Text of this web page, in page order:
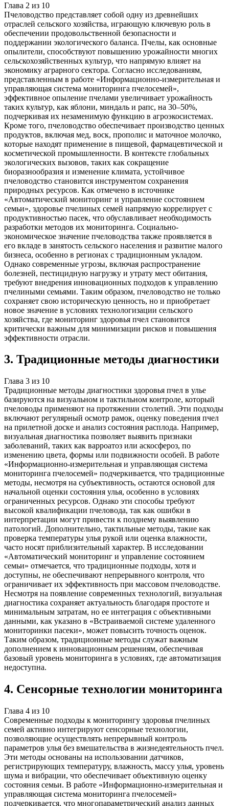
Глава 2 из 10
Пчеловодство представляет собой одну из древнейших
отраслей сельского хозяйства, играющую ключевую роль в
обеспечении продовольственной безопасности и
поддержании экологического баланса. Пчелы, как основные
опылители, способствуют повышению урожайности многих
сельскохозяйственных культур, что напрямую влияет на
экономику аграрного сектора. Согласно исследованиям,
представленным в работе «Информационно-измерительная и
управляющая система мониторинга пчелосемей»,
эффективное опыление пчелами увеличивает урожайность
таких культур, как яблони, миндаль и рапс, на 30–50%,
подчеркивая их незаменимую функцию в агроэкосистемах.
Кроме того, пчеловодство обеспечивает производство ценных
продуктов, включая мед, воск, прополис и маточное молочко,
которые находят применение в пищевой, фармацевтической и
косметической промышленности. В контексте глобальных
экологических вызовов, таких как сокращение
биоразнообразия и изменение климата, устойчивое
пчеловодство становится инструментом сохранения
природных ресурсов. Как отмечено в источнике
«Автоматический мониторинг и управление состоянием
семьи», здоровье пчелиных семей напрямую коррелирует с
продуктивностью пасек, что обуславливает необходимость
разработки методов их мониторинга. Социально-
экономическое значение пчеловодства также проявляется в
его вкладе в занятость сельского населения и развитие малого
бизнеса, особенно в регионах с традиционным укладом.
Однако современные угрозы, включая распространение
болезней, пестицидную нагрузку и утрату мест обитания,
требуют внедрения инновационных подходов к управлению
пчелиными семьями. Таким образом, пчеловодство не только
сохраняет свою историческую ценность, но и приобретает
новое значение в условиях технологизации сельского
хозяйства, где мониторинг здоровья пчел становится
критически важным для минимизации рисков и повышения
эффективности отрасли.
3. Традиционные методы диагностики
Глава 3 из 10
Традиционные методы диагностики здоровья пчел в улье
базируются на визуальном и тактильном контроле, который
пчеловоды применяют на протяжении столетий. Эти подходы
включают регулярный осмотр рамок, оценку поведения пчел
на прилетной доске и анализ состояния расплода. Например,
визуальная диагностика позволяет выявить признаки
заболеваний, таких как варроатоз или аскосфероз, по
изменению цвета, формы или подвижности особей. В работе
«Информационно-измерительная и управляющая система
мониторинга пчелосемей» подчеркивается, что традиционные
методы, несмотря на субъективность, остаются основой для
начальной оценки состояния улья, особенно в условиях
ограниченных ресурсов. Однако эти способы требуют
высокой квалификации пчеловода, так как ошибки в
интерпретации могут привести к позднему выявлению
патологий. Дополнительно, тактильные методы, такие как
проверка температуры улья рукой или оценка влажности,
часто носят приблизительный характер. В исследовании
«Автоматический мониторинг и управление состоянием
семьи» отмечается, что традиционные подходы, хотя и
доступны, не обеспечивают непрерывного контроля, что
ограничивает их эффективность при массовом пчеловодстве.
Несмотря на появление современных технологий, визуальная
диагностика сохраняет актуальность благодаря простоте и
минимальным затратам, но ее интеграция с объективными
данными, как указано в «Встраиваемой системе удаленного
мониторинки пасеки», может повысить точность оценок.
Таким образом, традиционные методы служат важным
дополнением к инновационным решениям, обеспечивая
базовый уровень мониторинга в условиях, где автоматизация
недоступна.
4. Сенсорные технологии мониторинга
Глава 4 из 10
Современные подходы к мониторингу здоровья пчелиных
семей активно интегрируют сенсорные технологии,
позволяющие осуществлять непрерывный контроль
параметров улья без вмешательства в жизнедеятельность пчел.
Эти методы основаны на использовании датчиков,
регистрирующих температуру, влажность, массу улья, уровень
шума и вибрации, что обеспечивает объективную оценку
состояния семьи. В работе «Информационно-измерительная и
управляющая система мониторинга пчелосемей»
подчеркивается, что многопараметрический анализ данных